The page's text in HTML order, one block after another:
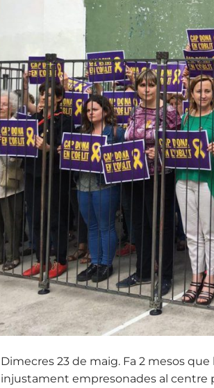
Dimecres 23 de maig. Fa 2 mesos
injustament empresonades al centre